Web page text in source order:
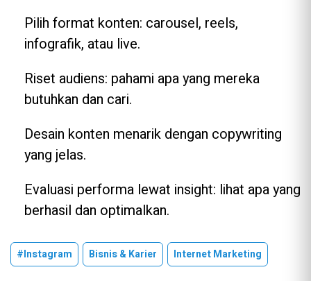
Pilih format konten: carousel, reels,
infografik, atau live.
Riset audiens: pahami apa yang mereka
butuhkan dan cari.
Desain konten menarik dengan copywriting
yang jelas.
Evaluasi performa lewat insight: lihat apa yang
berhasil dan optimalkan.
#Instagram Bisnis & Karier Internet Marketing